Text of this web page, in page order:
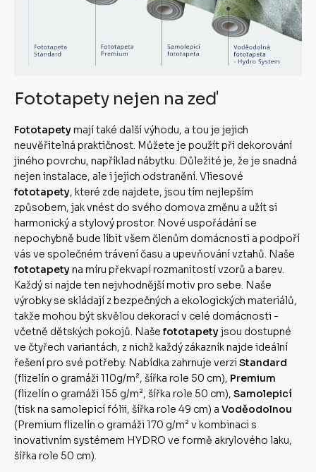
Fototapety nejen na zeď
Fototapetymají také další výhodu, a tou je jejich
neuvěřitelná praktičnost. Můžete je použít při dekorování
jiného povrchu, například nábytku. Důležité je, že je snadná
nejen instalace, ale i jejich odstranění. Vliesové
fototapety, které zde najdete, jsou tím nejlepším
způsobem, jak vnést do svého domova změnu a užít si
harmonický a stylový prostor. Nové uspořádání se
nepochybně bude líbit všem členům domácnosti a podpoří
vás ve společném trávení času a upevňování vztahů. Naše
fototapetyna míru překvapí rozmanitostí vzorů a barev.
Každý si najde ten nejvhodnější motiv pro sebe. Naše
výrobky se skládají z bezpečných a ekologických materiálů,
takže mohou být skvělou dekorací v celé domácnosti -
včetně dětských pokojů. Naše fototapetyjsou dostupné
ve čtyřech variantách, z nichž každý zákazník najde ideální
řešení pro své potřeby. Nabídka zahrnuje verzi Standard
(flizelín o gramáži 110g/m², šířka role 50 cm), Premium
(flizelín o gramáži 155 g/m², šířka role 50 cm), Samolepicí
(tisk na samolepicí fólii, šířka role 49 cm) a Voděodolnou
(Premium flizelín o gramáži 170 g/m² v kombinaci s
inovativním systémem HYDRO ve formě akrylového laku,
šířka role 50 cm).